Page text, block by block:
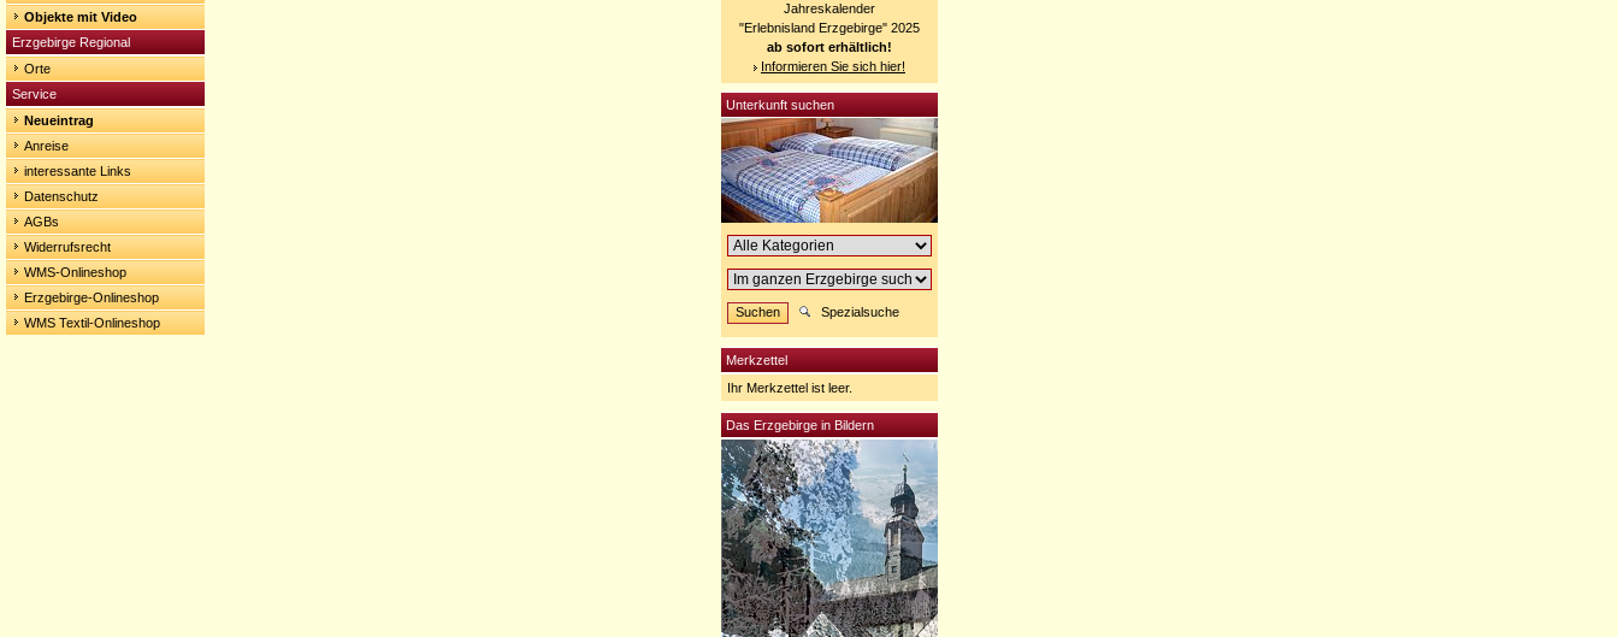
Objekte mit Video
Erzgebirge Regional
Orte
Service
Neueintrag
Anreise
interessante Links
Datenschutz
AGBs
Widerrufsrecht
WMS-Onlineshop
Erzgebirge-Onlineshop
WMS Textil-Onlineshop
Jahreskalender
"Erlebnisland Erzgebirge" 2025
ab sofort erhältlich!
Informieren Sie sich hier!
Unterkunft suchen
Spezialsuche
Merkzettel
Ihr Merkzettel ist leer.
Das Erzgebirge in Bildern